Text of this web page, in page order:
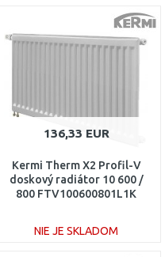
DO KOŠÍKA
Porovnať
136,33 EUR
Kermi Therm X2 Profil-V
doskový radiátor 10 600 /
800 FTV100600801L1K
NIE JE SKLADOM